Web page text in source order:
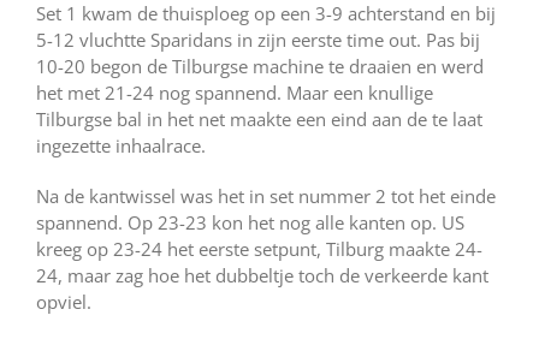
Set 1 kwam de thuisploeg op een 3-9 achterstand en bij
5-12 vluchtte Sparidans in zijn eerste time out. Pas bij
10-20 begon de Tilburgse machine te draaien en werd
het met 21-24 nog spannend. Maar een knullige
Tilburgse bal in het net maakte een eind aan de te laat
ingezette inhaalrace.
Na de kantwissel was het in set nummer 2 tot het einde
spannend. Op 23-23 kon het nog alle kanten op. US
kreeg op 23-24 het eerste setpunt, Tilburg maakte 24-
24, maar zag hoe het dubbeltje toch de verkeerde kant
opviel.